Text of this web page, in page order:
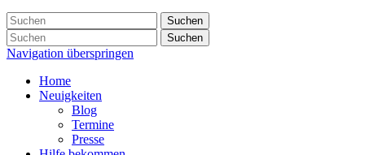
Suchen
Suchen
Navigation überspringen
Home
Neuigkeiten
Blog
Termine
Presse